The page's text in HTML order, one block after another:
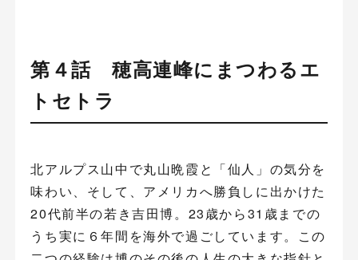
第４話 穂高連峰にまつわるエ
トセトラ
北アルプス山中で丸山晩霞と「仙人」の気分を
味わい、そして、アメリカへ勝負しに出かけた
20代前半の若き吉田博。23歳から31歳までの
うち実に６年間を海外で過ごしています。この